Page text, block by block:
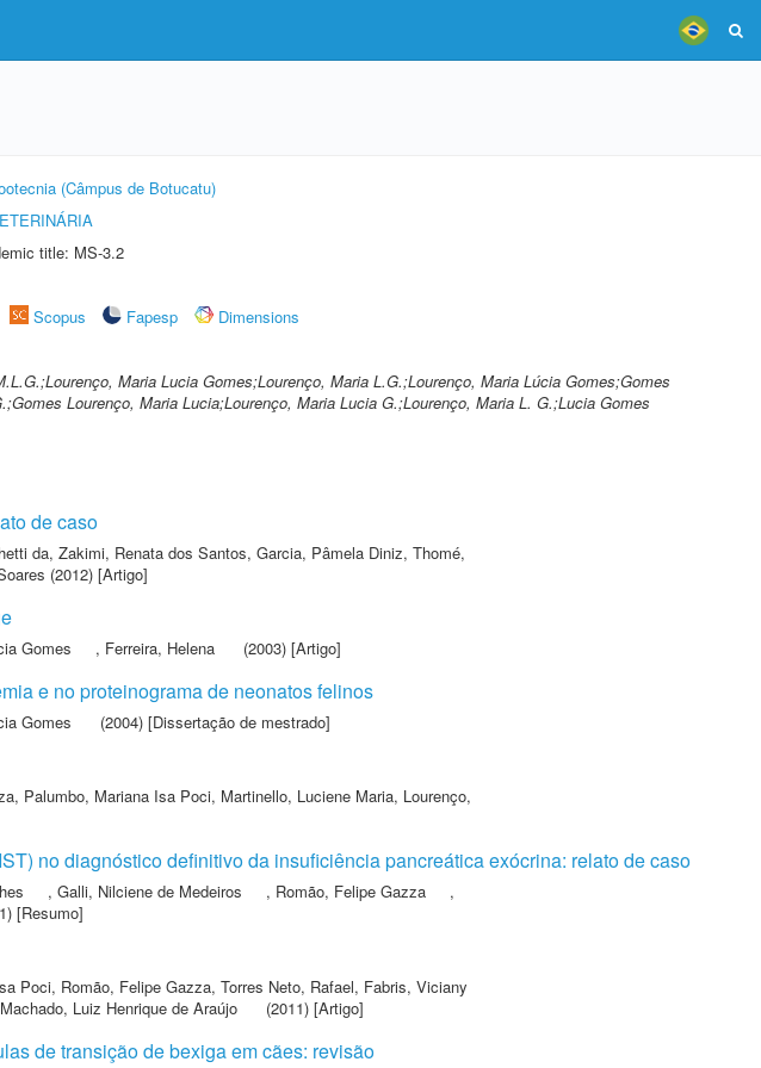
(Câmpus de Botucatu)
title: MS-3.2
Scopus Fapesp
Dimensions
Maria Lucia Gomes;Lourenço, Maria L.G.;Lourenço, Maria Lúcia Gomes;Gomes
Lourenço, Maria Lucia;Lourenço, Maria Lucia G.;Lourenço, Maria L. G.;Lucia Gomes
de caso
da, Zakimi, Renata dos Santos, Garcia, Pâmela Diniz, Thomé,
(2012) [Artigo]
Gomes , Ferreira, Helena (2003) [Artigo]
e no proteinograma de neonatos felinos
Gomes (2004) [Dissertação de mestrado]
, Palumbo, Mariana Isa Poci, Martinello, Luciene Maria, Lourenço,
no diagnóstico definitivo da insuficiência pancreática exócrina: relato de caso
, Galli, Nilciene de Medeiros , Romão, Felipe Gazza
,
[Resumo]
Poci, Romão, Felipe Gazza, Torres Neto, Rafael, Fabris, Viciany
Machado, Luiz Henrique de Araújo (2011) [Artigo]
de transição de bexiga em cães: revisão